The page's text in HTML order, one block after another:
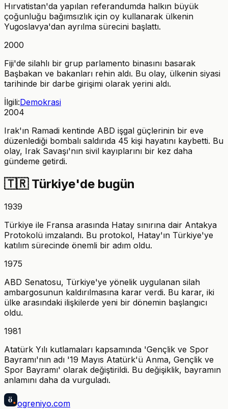
Hırvatistan'da yapılan referandumda halkın büyük
çoğunluğu bağımsızlık için oy kullanarak ülkenin
Yugoslavya'dan ayrılma sürecini başlattı.
2000
Fiji'de silahlı bir grup parlamento binasını basarak
Başbakan ve bakanları rehin aldı. Bu olay, ülkenin siyasi
tarihinde bir darbe girişimi olarak yerini aldı.
İlgili:Demokrasi
2004
Irak'ın Ramadi kentinde ABD işgal güçlerinin bir eve
düzenlediği bombalı saldırıda 45 kişi hayatını kaybetti. Bu
olay, Irak Savaşı'nın sivil kayıplarını bir kez daha
gündeme getirdi.
🇹🇷 Türkiye'de bugün
1939
Türkiye ile Fransa arasında Hatay sınırına dair Antakya
Protokolü imzalandı. Bu protokol, Hatay'ın Türkiye'ye
katılım sürecinde önemli bir adım oldu.
1975
ABD Senatosu, Türkiye'ye yönelik uygulanan silah
ambargosunun kaldırılmasına karar verdi. Bu karar, iki
ülke arasındaki ilişkilerde yeni bir dönemin başlangıcı
oldu.
1981
Atatürk Yılı kutlamaları kapsamında 'Gençlik ve Spor
Bayramı'nın adı '19 Mayıs Atatürk'ü Anma, Gençlik ve
Spor Bayramı' olarak değiştirildi. Bu değişiklik, bayramın
anlamını daha da vurguladı.
ö ogreniyo.com